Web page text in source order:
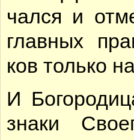
чал­ся и
глав­ных
ков толь­ко
И
зна­ки